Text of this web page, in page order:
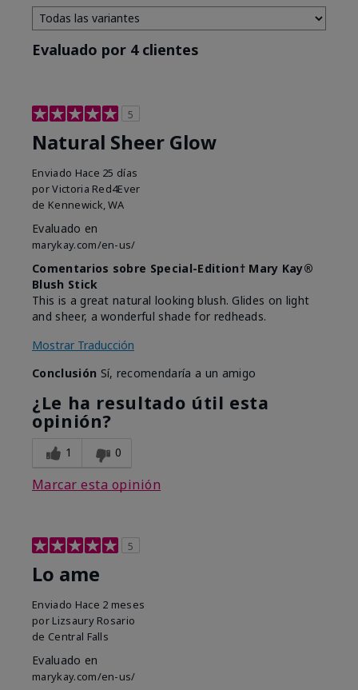
Evaluado por 4 clientes
5
Natural Sheer Glow
Enviado Hace 25 días
porVictoria Red4Ever
de Kennewick, WA
Evaluado en
marykay.com/en-us/
Comentarios sobre Special-Edition† Mary Kay®
Blush Stick
This is a great natural looking blush. Glides on light
and sheer, a wonderful shade for redheads.
Mostrar Traducción
Conclusión Sí, recomendaría a un amigo
¿Le ha resultado útil esta
opinión?
1 0
Marcar esta opinión
5
Lo ame
Enviado Hace 2 meses
por Lizsaury Rosario
de Central Falls
Evaluado en
marykay.com/en-us/